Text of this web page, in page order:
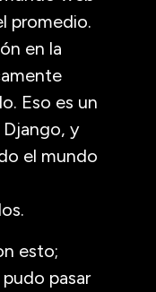
promedio.
en la
Eso es un
y
el mundo
esto;
pasar